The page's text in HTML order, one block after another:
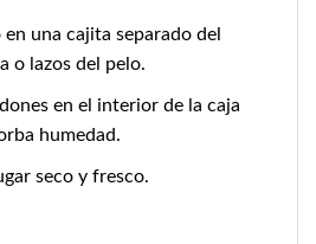
en una cajita separado del
o lazos del pelo.
en el interior de la caja
humedad.
seco y fresco.